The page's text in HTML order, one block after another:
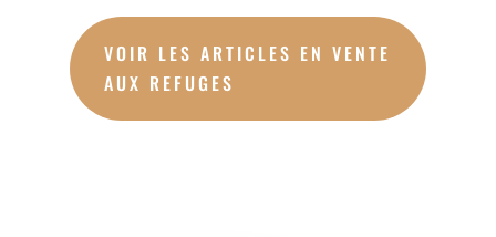
VOIR LES ARTICLES EN VENTE
AUX REFUGES